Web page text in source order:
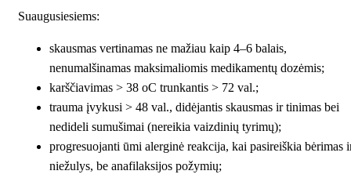
Suaugusiesiems:
skausmas vertinamas ne mažiau kaip 4–6 balais,
nenumalšinamas maksimaliomis medikamentų dozėmis;
karščiavimas > 38 oC trunkantis > 72 val.;
trauma įvykusi > 48 val., didėjantis skausmas ir tinimas bei
nedideli sumušimai (nereikia vaizdinių tyrimų);
progresuojanti ūmi alerginė reakcija, kai pasireiškia bėrimas
niežulys, be anafilaksijos požymių;